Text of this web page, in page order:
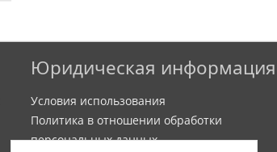
Юридическая информация
Условия использования
Политика в отношении обработки
персональных данных